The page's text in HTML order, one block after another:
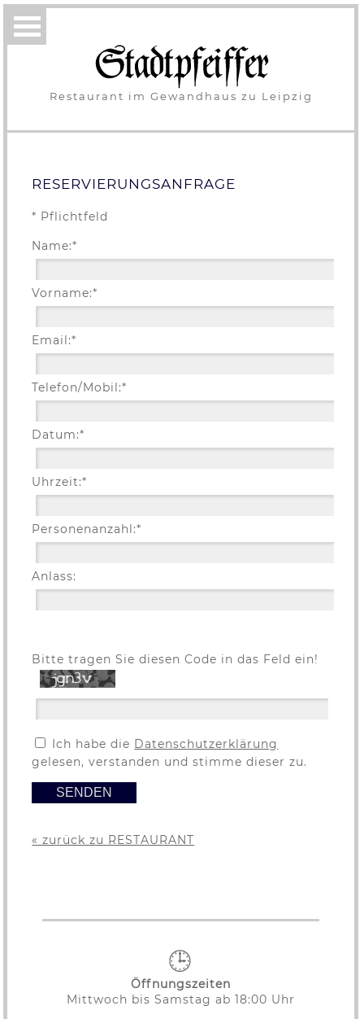
Restaurant im Gewandhaus zu Leipzig
RESERVIERUNGSANFRAGE
* Pflichtfeld
Name:*
Vorname:*
Email:*
Telefon/Mobil:*
Datum:*
Uhrzeit:*
Personenanzahl:*
Anlass:
Bitte tragen Sie diesen Code in das Feld ein!
Ich habe die Datenschutzerklärung
gelesen, verstanden und stimme dieser zu.
« zurück zu RESTAURANT
Öffnungszeiten
Mittwoch bis Samstag ab 18:00 Uhr